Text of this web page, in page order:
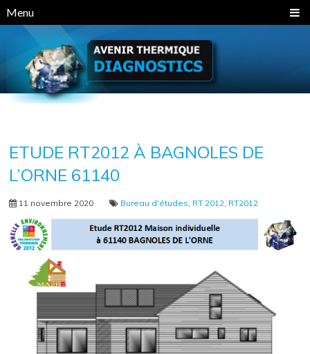
Menu
ETUDE RT2012 À BAGNOLES DE
L’ORNE 61140
11 novembre 2020 Bureau d'études RT 2012 RT2012
Panneau de gestion des cookies